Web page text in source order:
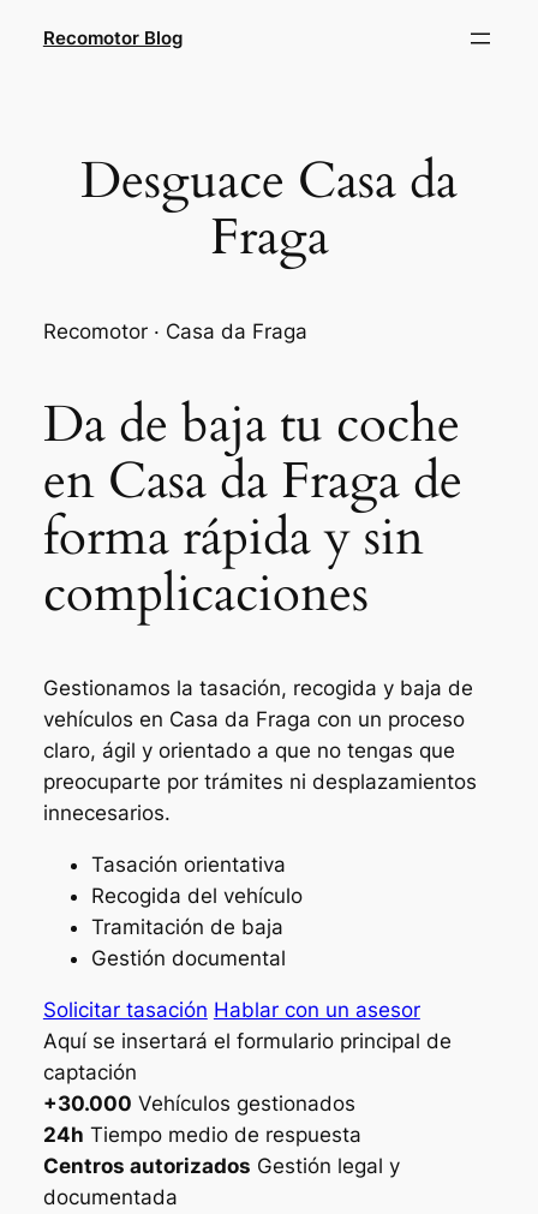
Recomotor Blog
Desguace Casa da
Fraga
Recomotor · Casa da Fraga
Da de baja tu coche
en Casa da Fraga de
forma rápida y sin
complicaciones
Gestionamos la tasación, recogida y baja de
vehículos en Casa da Fraga con un proceso
claro, ágil y orientado a que no tengas que
preocuparte por trámites ni desplazamientos
innecesarios.
Tasación orientativa
Recogida del vehículo
Tramitación de baja
Gestión documental
Solicitar tasación Hablar con un asesor
Aquí se insertará el formulario principal de
captación
+30.000 Vehículos gestionados
24h Tiempo medio de respuesta
Centros autorizados Gestión legal y
documentada